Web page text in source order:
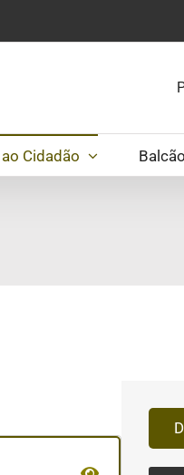
Cidadão